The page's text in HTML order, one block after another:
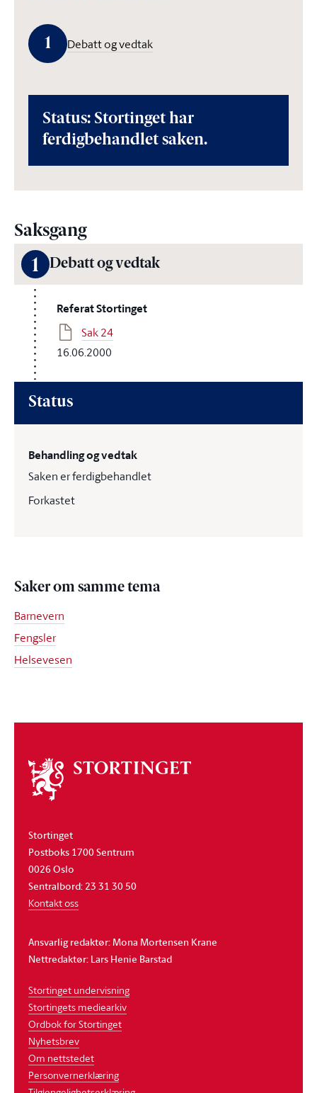
1 Debatt og vedtak
Status: Stortinget har
ferdigbehandlet saken.
Saksgang
1 Debatt og vedtak
Referat Stortinget
Sak 24
16.06.2000
Status
Behandling og vedtak
Saken er ferdigbehandlet
Forkastet
Saker om samme tema
Barnevern
Fengsler
Helsevesen
Om
stortinget
Stortinget
Postboks 1700 Sentrum
0026 Oslo
Sentralbord: 23 31 30 50
Kontakt oss
Ansvarlig redaktør: Mona Mortensen Krane
Nettredaktør: Lars Henie Barstad
Stortinget undervisning
Stortingets mediearkiv
Ordbok for Stortinget
Nyhetsbrev
Om nettstedet
Personvernerklæring